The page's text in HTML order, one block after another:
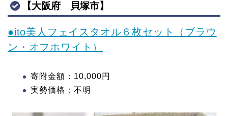
【大阪府 貝塚市】
●ito美人フェイスタオル６枚セット（ブラウ
ン・オフホワイト）
寄附金額：10,000円
実勢価格：不明